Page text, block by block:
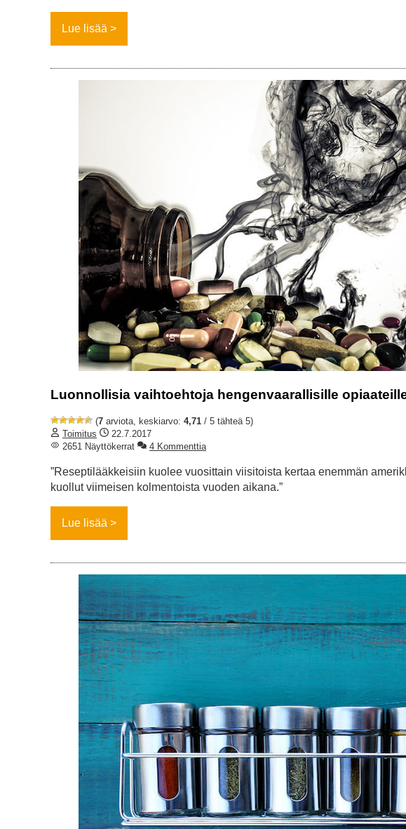
Lue lisää
Luonnollisia vaihtoehtoja hengenvaarallisille
(7 arviota, keskiarvo: 4,71 / 5 tähteä 5)
Toimitus
22.7.2017
2651 Näyttökerrat
4 Kommenttia
”Reseptilääkkeisiin kuolee vuosittain viisitoista kertaa enemmän
kuollut viimeisen kolmentoista vuoden aikana.”
Lue lisää